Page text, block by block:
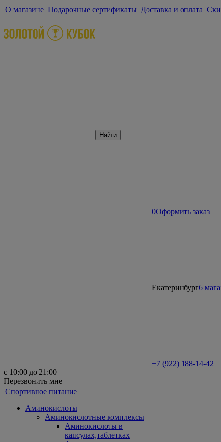
О магазине Подарочные сертификаты Доставка и оплата
Найти
0Оформить заказ
Екатеринбург6
+7 (922) 188-14-42
с 10:00 до 21:00
Перезвонить мне
Спортивное питание
Аминокислоты
Аминокислотные комплексы
Аминокислоты в
капсулах,таблетках